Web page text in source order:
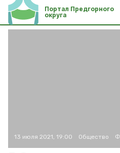
Портал Предгорного
округа
13 июля 2021, 19:00 Общество